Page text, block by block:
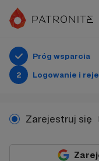
Próg wsparcia
2
Logowanie i
Zarejestruj się